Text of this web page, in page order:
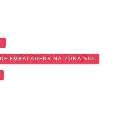
EMBALAGENS NA ZONA SUL